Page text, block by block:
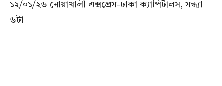
১২/০১/২৬ নোয়াখালী এক্সপ্রেস-ঢাকা ক্যাপিটালস, সন্ধ্যা
৬টা